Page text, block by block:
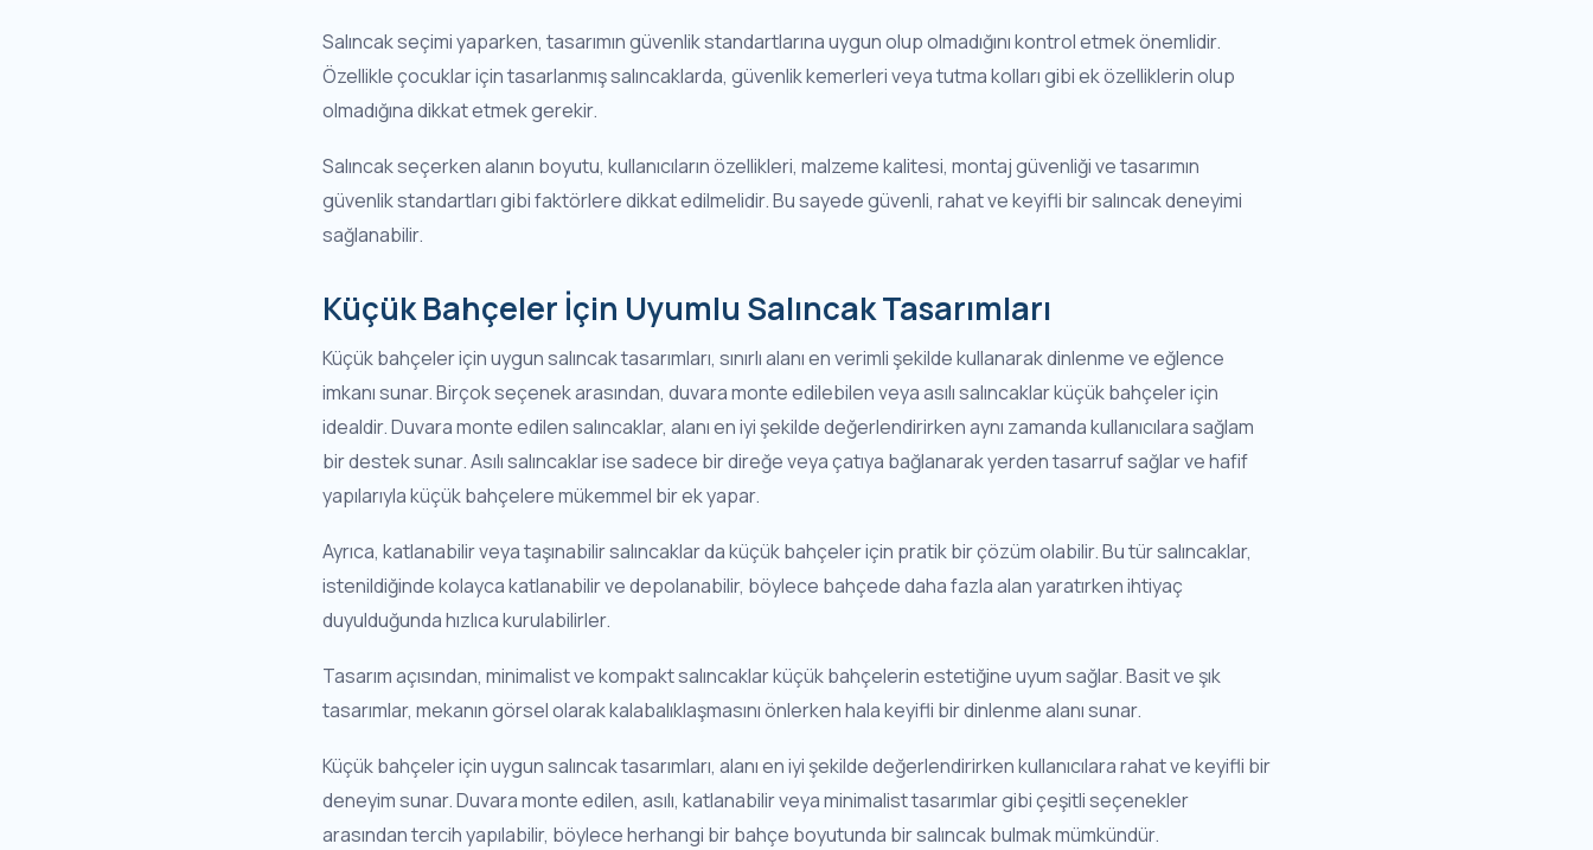
Salıncak seçimi yaparken, tasarımın güvenlik standartlarına uygun olup olmadığını kontrol etmek önemlidir.
Özellikle çocuklar için tasarlanmış salıncaklarda, güvenlik kemerleri veya tutma kolları gibi ek özelliklerin olup
olmadığına dikkat etmek gerekir.
Salıncak seçerken alanın boyutu, kullanıcıların özellikleri, malzeme kalitesi, montaj güvenliği ve tasarımın
güvenlik standartları gibi faktörlere dikkat edilmelidir. Bu sayede güvenli, rahat ve keyifli bir salıncak deneyimi
sağlanabilir.
Küçük Bahçeler İçin Uyumlu Salıncak Tasarımları
Küçük bahçeler için uygun salıncak tasarımları, sınırlı alanı en verimli şekilde kullanarak dinlenme ve eğlence
imkanı sunar. Birçok seçenek arasından, duvara monte edilebilen veya asılı salıncaklar küçük bahçeler için
idealdir. Duvara monte edilen salıncaklar, alanı en iyi şekilde değerlendirirken aynı zamanda kullanıcılara sağlam
bir destek sunar. Asılı salıncaklar ise sadece bir direğe veya çatıya bağlanarak yerden tasarruf sağlar ve hafif
yapılarıyla küçük bahçelere mükemmel bir ek yapar.
Ayrıca, katlanabilir veya taşınabilir salıncaklar da küçük bahçeler için pratik bir çözüm olabilir. Bu tür salıncaklar,
istenildiğinde kolayca katlanabilir ve depolanabilir, böylece bahçede daha fazla alan yaratırken ihtiyaç
duyulduğunda hızlıca kurulabilirler.
Tasarım açısından, minimalist ve kompakt salıncaklar küçük bahçelerin estetiğine uyum sağlar. Basit ve şık
tasarımlar, mekanın görsel olarak kalabalıklaşmasını önlerken hala keyifli bir dinlenme alanı sunar.
Küçük bahçeler için uygun salıncak tasarımları, alanı en iyi şekilde değerlendirirken kullanıcılara rahat ve keyifli bir
deneyim sunar. Duvara monte edilen, asılı, katlanabilir veya minimalist tasarımlar gibi çeşitli seçenekler
arasından tercih yapılabilir, böylece herhangi bir bahçe boyutunda bir salıncak bulmak mümkündür.